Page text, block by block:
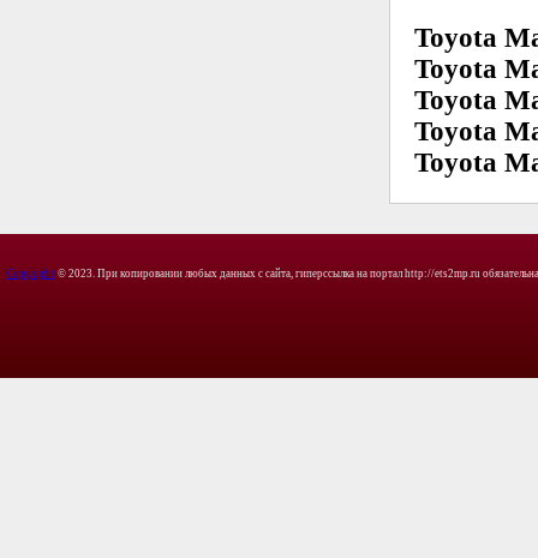
Toyota
Toyota
Toyota
Toyota
Toyota
Copyright © 2023. При копировании любых данных с сайта, гиперссылка на портал http://ets2mp.ru